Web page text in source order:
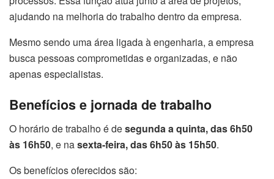
ajudando na melhoria do trabalho dentro da empresa.
Mesmo sendo uma área ligada à engenharia, a empresa
busca pessoas comprometidas e organizadas, e não
apenas especialistas.
Benefícios e jornada de trabalho
O horário de trabalho é desegunda a quinta, das 6h50
às 16h50, e nasexta-feira, das 6h50 às 15h50.
Os benefícios oferecidos são: